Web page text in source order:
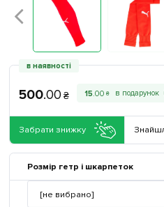
в наявності
500.00 ₴ 15.00 ₴
Забрати знижку
Розмір гетр і шкарпеток